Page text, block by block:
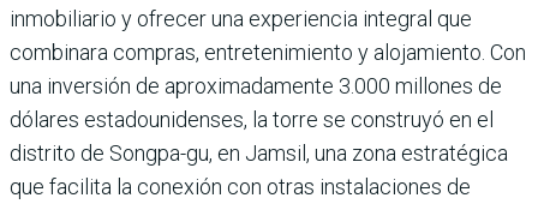
inmobiliario y ofrecer una experiencia integral que
combinara compras, entre­tenimiento y alojamiento. Con
una inversión de apro­ximadamente 3.000 millo­nes de
dólares estadouni­denses, la torre se construyó en el
distrito de Songpa-gu, en Jamsil, una zona estraté­gica
que facilita la conexión con otras instalaciones de